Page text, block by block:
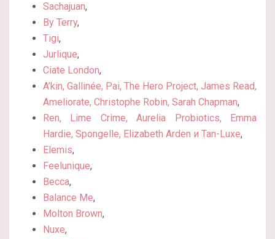
Sachajuan,
By Terry,
Tigi,
Jurlique,
Ciate London,
A’kin, Gallinée, Pai, The Hero Project, James Read,
Ameliorate, Christophe Robin, Sarah Chapman,
Ren, Lime Crime, Aurelia Probiotics, Emma
Hardie, Spongelle, Elizabeth Arden и Tan-Luxe,
Elemis,
Feelunique,
Becca,
Balance Me,
Molton Brown,
Nuxe,